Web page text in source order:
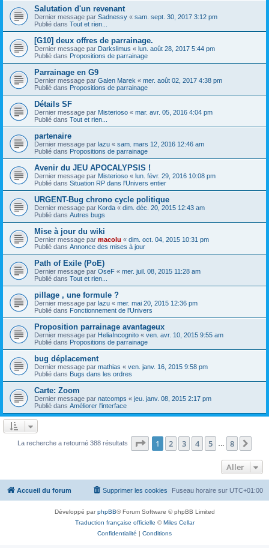
Salutation d'un revenant
Dernier message par Sadnessy « sam. sept. 30, 2017 3:12 pm
Publié dans Tout et rien...
[G10] deux offres de parrainage.
Dernier message par Darkslimus « lun. août 28, 2017 5:44 pm
Publié dans Propositions de parrainage
Parrainage en G9
Dernier message par Galen Marek « mer. août 02, 2017 4:38 pm
Publié dans Propositions de parrainage
Détails SF
Dernier message par Misterioso « mar. avr. 05, 2016 4:04 pm
Publié dans Tout et rien...
partenaire
Dernier message par lazu « sam. mars 12, 2016 12:46 am
Publié dans Propositions de parrainage
Avenir du JEU APOCALYPSIS !
Dernier message par Misterioso « lun. févr. 29, 2016 10:08 pm
Publié dans Situation RP dans l'Univers entier
URGENT-Bug chrono cycle politique
Dernier message par Korda « dim. déc. 20, 2015 12:43 am
Publié dans Autres bugs
Mise à jour du wiki
Dernier message par macolu « dim. oct. 04, 2015 10:31 pm
Publié dans Annonce des mises à jour
Path of Exile (PoE)
Dernier message par OseF « mer. juil. 08, 2015 11:28 am
Publié dans Tout et rien...
pillage , une formule ?
Dernier message par lazu « mer. mai 20, 2015 12:36 pm
Publié dans Fonctionnement de l'Univers
Proposition parrainage avantageux
Dernier message par HeliaIncognito « ven. avr. 10, 2015 9:55 am
Publié dans Propositions de parrainage
bug déplacement
Dernier message par mathias « ven. janv. 16, 2015 9:58 pm
Publié dans Bugs dans les ordres
Carte: Zoom
Dernier message par natcomps « jeu. janv. 08, 2015 2:17 pm
Publié dans Améliorer l'interface
La recherche a retourné 388 résultats Page 1sur8
1 2 3 4 5 8
Aller
Accueil du forum Fuseau horaire sur UTC+01:00
Supprimer les cookies
Développé parphpBB® Forum Software © phpBB Limited
Traduction française officielle ©Miles Cellar
Confidentialité | Conditions